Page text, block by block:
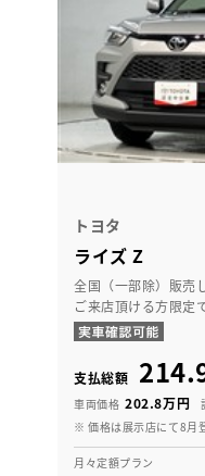
トヨタ
ライズ Z
全国（一部除）販売
ご来店頂ける方限定
支払総額
車両価格 202.8万円
※ 価格は展示店にて8月
月々定額プラン